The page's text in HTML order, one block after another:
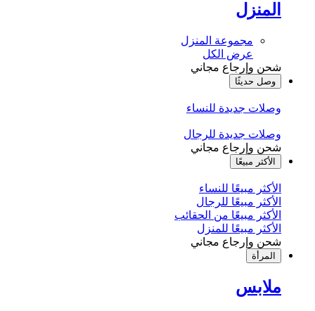
المنزل
مجموعة المنزل
عرض الكل
شحن وإرجاع مجاني
وصل حديثًا
وصلات جديدة للنساء
وصلات جديدة للرجال
شحن وإرجاع مجاني
الأكثر مبيعًا
الأكثر مبيعًا للنساء
الأكثر مبيعًا للرجال
الأكثر مبيعًا من الحقائب
الأكثر مبيعًا للمنزل
شحن وإرجاع مجاني
المرأة
ملابس